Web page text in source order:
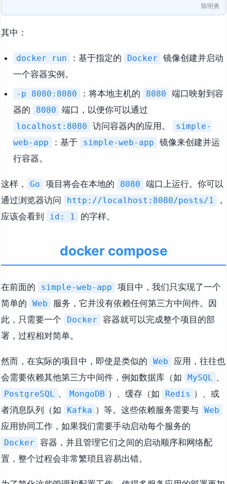
陈明勇
其中：
docker run ：基于指定的 Docker
镜像创建并启动
一个容器实例。
-p 8080:8080 ：将本地主机的 8080
端口映射到容
器的
8080 端口，以便你可以通过
localhost:8080 访问容器内的应用。
simple-
web-app
：基于 simple-web-app
镜像来创建并运
行容器。
这样， Go 项目将会在本地的 8080
端口上运行。你可以
通过浏览器访问
http://localhost:8080/posts/1
，
应该会看到
id: 1 的字样。
docker compose
在前面的 simple-web-app
项目中，我们只实现了一个
简单的
Web
服务，它并没有依赖任何第三方中间件。因
此，只需要一个
Docker
容器就可以完成整个项目的部
署，过程相对简单。
然而，在实际的项目中，即使是类似的 Web
应用，往往也
会需要依赖其他第三方中间件，例如数据库（如
MySQL 、
PostgreSQL 、 MongoDB ）、缓存（如 Redis ）、或
者消息队列（如
Kafka ）等。这些依赖服务需要与 Web
应用协同工作，如果我们需要手动启动每个服务的
Docker
容器，并且管理它们之间的启动顺序和网络配
置，整个过程会非常繁琐且容易出错。